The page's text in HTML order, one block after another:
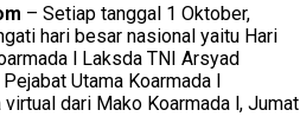
– Setiap tanggal 1 Oktober,
hari besar nasional yaitu Hari
l Laksda TNI Arsyad
Utama Koarmada l
dari Mako Koarmada l, Jumat